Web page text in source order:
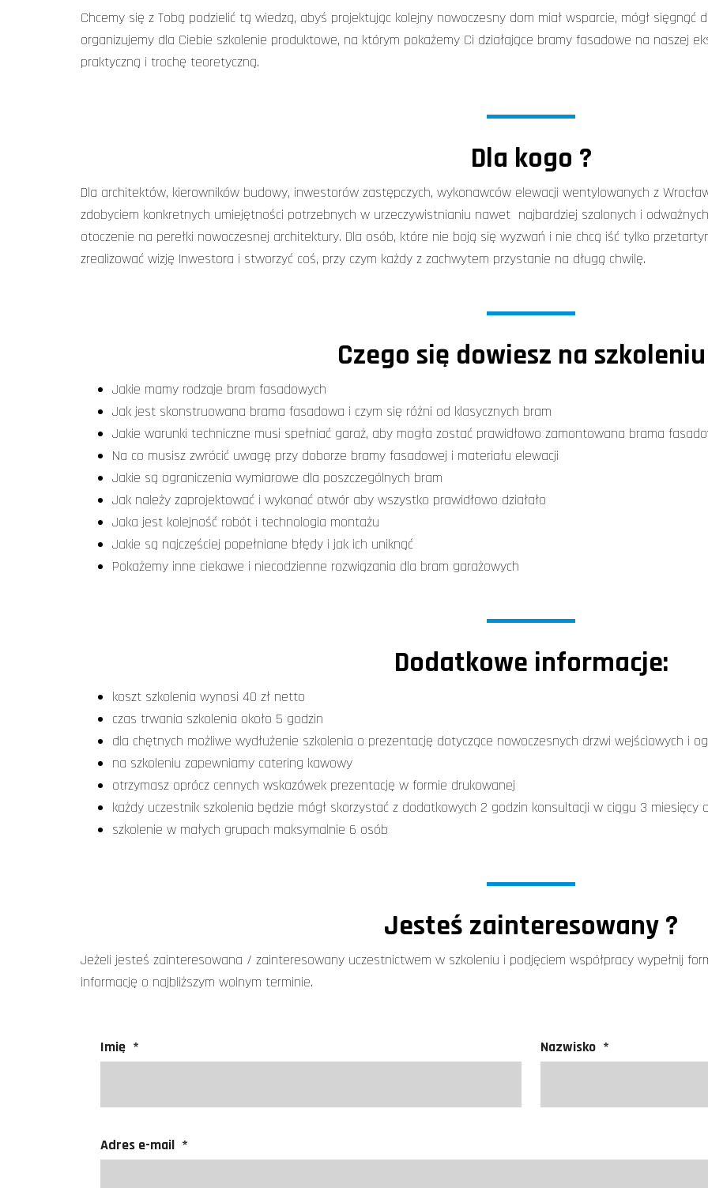
Chcemy się z Tobą podzielić tą wiedzą, abyś projektując kolejny nowoczesny dom miał wsparcie, mógł
organizujemy dla Ciebie szkolenie produktowe, na którym pokażemy Ci działające bramy fasadowe na naszej
praktyczną i trochę teoretyczną.
Dla kogo ?
Dla architektów, kierowników budowy, inwestorów zastępczych, wykonawców elewacji wentylowanych z
zdobyciem konkretnych umiejętności potrzebnych w urzeczywistnianiu nawet najbardziej szalonych i
otoczenie na perełki nowoczesnej architektury. Dla osób, które nie boją się wyzwań i nie chcą iść tylko
zrealizować wizję Inwestora i stworzyć coś, przy czym każdy z zachwytem przystanie na długą chwilę.
Czego się dowiesz na
Jakie mamy rodzaje bram fasadowych
Jak jest skonstruowana brama fasadowa i czym się różni od klasycznych bram
Jakie warunki techniczne musi spełniać garaż, aby mogła zostać prawidłowo zamontowana brama
Na co musisz zwrócić uwagę przy doborze bramy fasadowej i materiału elewacji
Jakie są ograniczenia wymiarowe dla poszczególnych bram
Jak należy zaprojektować i wykonać otwór aby wszystko prawidłowo działało
Jaka jest kolejność robót i technologia montażu
Jakie są najczęściej popełniane błędy i jak ich uniknąć
Pokażemy inne ciekawe i niecodzienne rozwiązania dla bram garażowych
Dodatkowe informacje:
koszt szkolenia wynosi 40 zł netto
czas trwania szkolenia około 5 godzin
dla chętnych możliwe wydłużenie szkolenia o prezentację dotyczące nowoczesnych drzwi wejściowych i
na szkoleniu zapewniamy catering kawowy
otrzymasz oprócz cennych wskazówek prezentację w formie drukowanej
każdy uczestnik szkolenia będzie mógł skorzystać z dodatkowych 2 godzin konsultacji w ciągu 3 miesięcy
szkolenie w małych grupach maksymalnie 6 osób
Jesteś zainteresowany ?
Jeżeli jesteś zainteresowana / zainteresowany uczestnictwem w szkoleniu i podjęciem współpracy wypełnij
informację o najbliższym wolnym terminie.
Imię * Nazwisko *
Adres e-mail *